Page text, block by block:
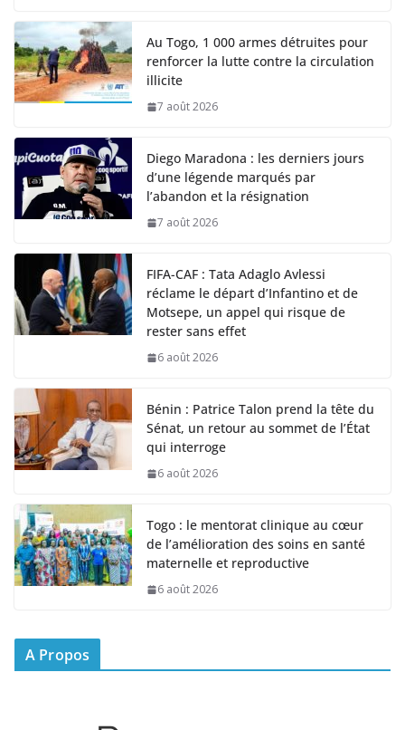
Au Togo, 1 000 armes détruites pour
renforcer la lutte contre la circulation
illicite
7 août 2026
Diego Maradona : les derniers jours
d’une légende marqués par
l’abandon et la résignation
7 août 2026
FIFA-CAF : Tata Adaglo Avlessi
réclame le départ d’Infantino et de
Motsepe, un appel qui risque de
rester sans effet
6 août 2026
Bénin : Patrice Talon prend la tête du
Sénat, un retour au sommet de l’État
qui interroge
6 août 2026
Togo : le mentorat clinique au cœur
de l’amélioration des soins en santé
maternelle et reproductive
6 août 2026
A Propos